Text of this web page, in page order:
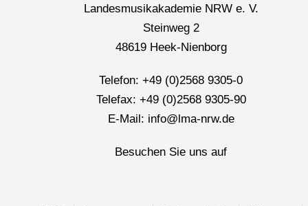
Landesmusikakademie NRW e. V.
Steinweg 2
48619 Heek-Nienborg
Telefon: +49 (0)2568 9305-0
Telefax: +49 (0)2568 9305-90
E-Mail: info@lma-nrw.de
Besuchen Sie uns auf